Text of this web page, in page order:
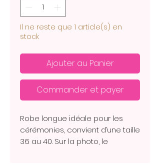
Il ne reste que 1 article(s) en
stock
Ajouter au Panier
Commander et payer
Robe longue idéale pour les
cérémonies, convient d’une taille
36 au 40. Sur la photo, le